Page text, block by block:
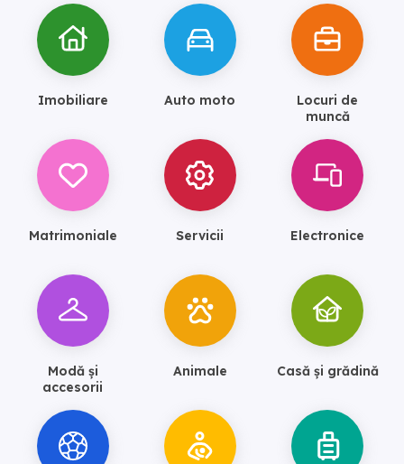
Imobiliare Auto moto
Locuri de
muncă
Matrimoniale Servicii Electronice
Modă și
accesorii
Animale Casă și grădină